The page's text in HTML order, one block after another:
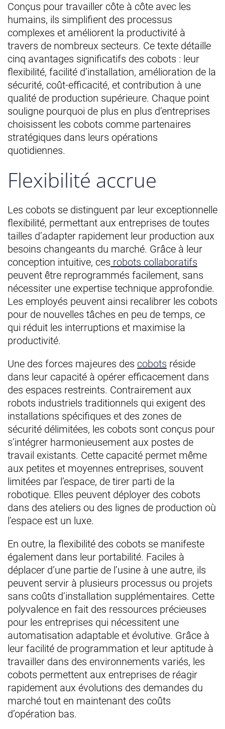
Conçus pour travailler côte à côte avec les
humains, ils simplifient des processus
complexes et améliorent la productivité à
travers de nombreux secteurs. Ce texte détaille
cinq avantages significatifs des cobots : leur
flexibilité, facilité d’installation, amélioration de la
sécurité, coût-efficacité, et contribution à une
qualité de production supérieure. Chaque point
souligne pourquoi de plus en plus d’entreprises
choisissent les cobots comme partenaires
stratégiques dans leurs opérations
quotidiennes.
Flexibilité accrue
Les cobots se distinguent par leur exceptionnelle
flexibilité, permettant aux entreprises de toutes
tailles d’adapter rapidement leur production aux
besoins changeants du marché. Grâce à leur
conception intuitive, ces robots collaboratifs
peuvent être reprogrammés facilement, sans
nécessiter une expertise technique approfondie.
Les employés peuvent ainsi recalibrer les cobots
pour de nouvelles tâches en peu de temps, ce
qui réduit les interruptions et maximise la
productivité.
Une des forces majeures des cobots réside
dans leur capacité à opérer efficacement dans
des espaces restreints. Contrairement aux
robots industriels traditionnels qui exigent des
installations spécifiques et des zones de
sécurité délimitées, les cobots sont conçus pour
s’intégrer harmonieusement aux postes de
travail existants. Cette capacité permet même
aux petites et moyennes entreprises, souvent
limitées par l’espace, de tirer parti de la
robotique. Elles peuvent déployer des cobots
dans des ateliers ou des lignes de production où
l’espace est un luxe.
En outre, la flexibilité des cobots se manifeste
également dans leur portabilité. Faciles à
déplacer d’une partie de l’usine à une autre, ils
peuvent servir à plusieurs processus ou projets
sans coûts d’installation supplémentaires. Cette
polyvalence en fait des ressources précieuses
pour les entreprises qui nécessitent une
automatisation adaptable et évolutive. Grâce à
leur facilité de programmation et leur aptitude à
travailler dans des environnements variés, les
cobots permettent aux entreprises de réagir
rapidement aux évolutions des demandes du
marché tout en maintenant des coûts
d’opération bas.